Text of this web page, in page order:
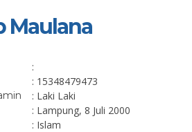
Maulana
:
: 15348479473
: Laki Laki
: Lampung, 8 Juli 2000
: Islam